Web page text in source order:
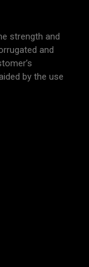
strength and
and
by the use